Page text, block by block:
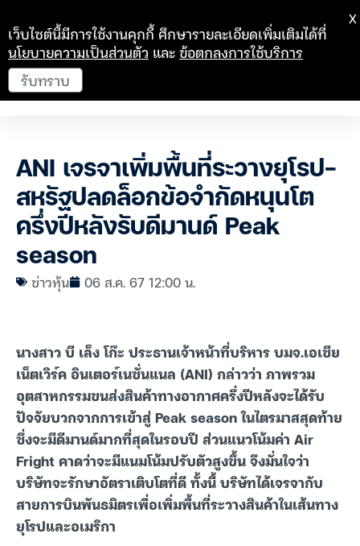
ANI เจรจาเพิ่มพื้นที่ระวางยุโรป-
สหรัฐปลดล็อกข้อจำกัดหนุนโต
ครึ่งปีหลังรับดีมานด์ Peak
season
ข่าวหุ้น 06 ส.ค. 67 12:00 น.
นางสาว บี เล็ง โก๊ะ ประธานเจ้าหน้าที่บริหาร บมจ.เอเชีย
เน็ตเวิร์ค อินเตอร์เนชั่นแนล (ANI) กล่าวว่า ภาพรวม
อุตสาหกรรมขนส่งสินค้าทางอากาศครึ่งปีหลังจะได้รับ
ปัจจัยบวกจากการเข้าสู่ Peak season ในไตรมาสสุดท้าย
ซึ่งจะมีดีมานด์มากที่สุดในรอบปี ส่วนแนวโน้มค่า Air
Fright คาดว่าจะมีแนมโน้มปรับตัวสูงขึ้น จึงมั่นใจว่า
บริษัทจะรักษาอัตราเติบโตที่ดี ทั้งนี้ บริษัทได้เจรจากับ
สายการบินพันธมิตรเพื่อเพิ่มพื้นที่ระวางสินค้าในเส้นทาง
ยุโรปและอเมริกา
เว็บไซต์นี้มีการใช้งานคุกกี้ ศึกษารายละเอียดเพิ่มเติมได้ที่
นโยบายความเป็นส่วนตัว และข้อตกลงการใช้บริการ
รับทราบ
X